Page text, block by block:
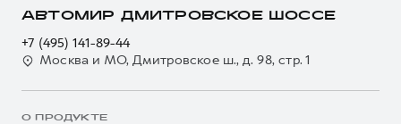
АВТОМИР ДМИТРОВСКОЕ ШОССЕ
+7 (495) 141-89-44
Москва и МО, Дмитровское ш., д. 98, стр. 1
О ПРОДУКТЕ